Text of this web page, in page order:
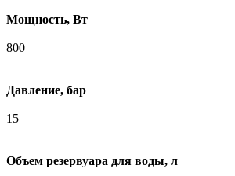
Мощность, Вт
800
Давление, бар
15
Объем резервуара для воды, л